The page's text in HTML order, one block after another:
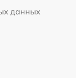
данных